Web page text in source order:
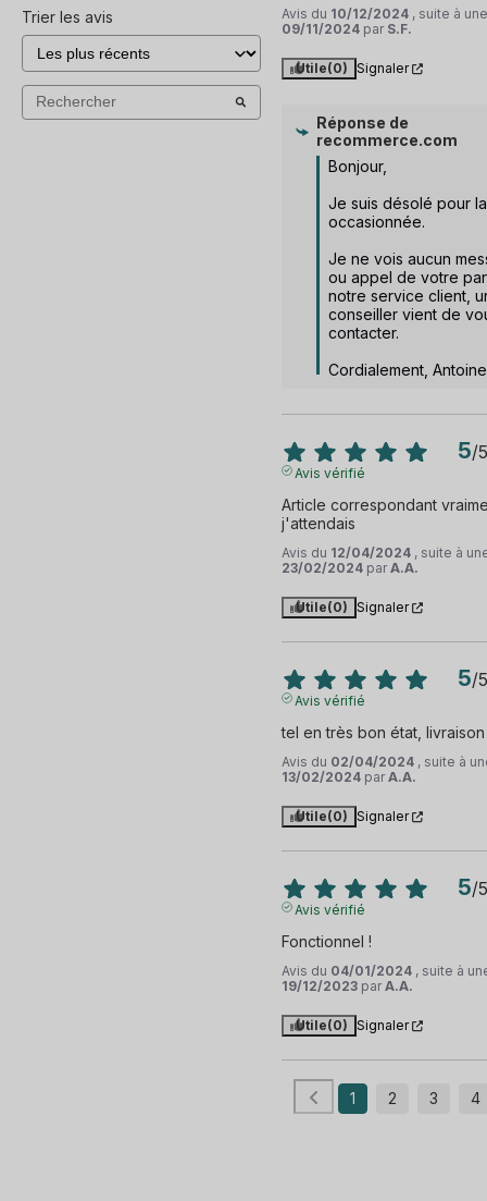
Trier les avis Avis du 10/12/2024 , suite à
09/11/2024 par S.F.
Utile(0) Signaler
Réponse de
recommerce.com
Bonjour,
Je suis désolé pour
occasionnée.
Je ne vois aucun
ou appel de votre
notre service client,
conseiller vient de
contacter.
Cordialement, Antoine
5/5
Avis vérifié
Article correspondant
j'attendais
Avis du 12/04/2024 , suite à
23/02/2024 par A.A.
Utile(0) Signaler
5/5
Avis vérifié
tel en très bon état,
Avis du 02/04/2024 , suite à
13/02/2024 par A.A.
Utile(0) Signaler
5/5
Avis vérifié
Fonctionnel !
Avis du 04/01/2024 , suite à
19/12/2023 par A.A.
Utile(0) Signaler
1 2 3 4